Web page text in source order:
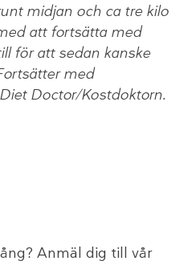
midjan och ca tre kilo
att fortsätta med
för att sedan kanske
med
Doctor/Kostdoktorn.
Anmäl dig till vår